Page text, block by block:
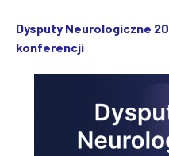
Dysputy Neurologiczne
konferencji